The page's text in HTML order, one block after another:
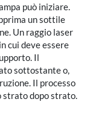
può iniziare.
un sottile
Un raggio laser
cui deve essere
Il
sottostante o,
Il processo
strato dopo strato.